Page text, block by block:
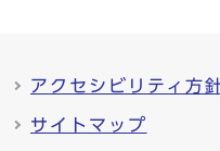
アクセシビリティ方
サイトマップ